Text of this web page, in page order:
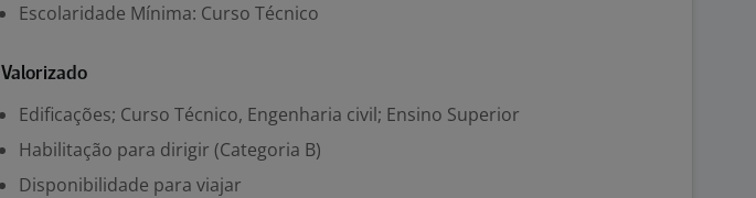
Escolaridade Mínima: Curso Técnico
Valorizado
Edificações; Curso Técnico, Engenharia civil; Ensino Superior
Habilitação para dirigir (Categoria B)
Disponibilidade para viajar